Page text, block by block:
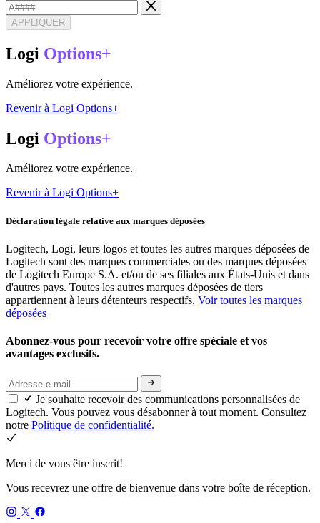
APPLIQUER
Logi Options+
Améliorez votre expérience.
Revenir à Logi Options+
Logi Options+
Améliorez votre expérience.
Revenir à Logi Options+
Déclaration légale relative aux marques déposées
Logitech, Logi, leurs logos et toutes les autres marques déposées de
Logitech sont des marques commerciales ou des marques déposées
de Logitech Europe S.A. et/ou de ses filiales aux États-Unis et dans
d'autres pays. Toutes les autres marques déposées de tiers
appartiennent à leurs détenteurs respectifs. Voir toutes les marques
déposées
Abonnez-vous pour recevoir votre offre spéciale et vos
avantages exclusifs.
Je souhaite recevoir des communications personnalisées de
Logitech. Vous pouvez vous désabonner à tout moment. Consultez
notre Politique de confidentialité.
Merci de vous être inscrit!
Vous recevrez une offre de bienvenue dans votre boîte de réception.